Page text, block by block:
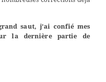
saut, j’ai confié mes
la dernière partie de